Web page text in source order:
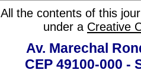
All the contents of this
under a Creative
Av. Marechal
CEP 49100-000 -